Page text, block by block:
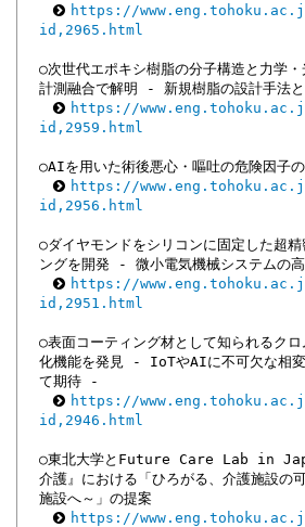
https://
id,2965.html
○次世代エポキシ樹脂の分子構造と力学
計測融合で解明 - 新規樹脂の設計手法
https://
id,2959.html
○AIを用いた術後悪心・嘔吐の危険因子
https://
id,2956.html
○ダイヤモンドをシリコンに固定した超
ングを開発 - 微小電気機械システムの
https://
id,2951.html
○表面コーティング材として知られるク
化機能を発見 - IoTやAIに不可欠な相変
て期待 -
https://
id,2946.html
○東北大学とFuture Care Lab in
介護』における「ひろがる、介護施設の
施設へ～」の提案
https://